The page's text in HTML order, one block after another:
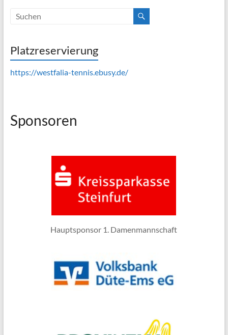
Platzreservierung
https://westfalia-tennis.ebusy.de/
Sponsoren
Hauptsponsor 1. Damenmannschaft